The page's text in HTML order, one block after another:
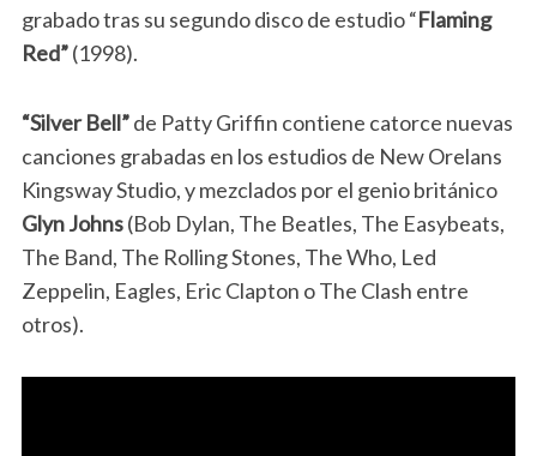
grabado tras su segundo disco de estudio “Flaming
Red”(1998).
“Silver Bell”de Patty Griffin contiene catorce nuevas
canciones grabadas en los estudios de New Orelans
Kingsway Studio, y mezclados por el genio británico
Glyn Johns(Bob Dylan, The Beatles, The Easybeats,
The Band, The Rolling Stones, The Who, Led
Zeppelin, Eagles, Eric Clapton o The Clash entre
otros).